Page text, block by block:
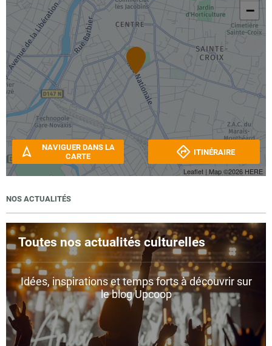
−
Leaflet | Map ©2026 HERE
NAVIGUER DANS LA
CARTE
ITINÉRAIRE
NOS ACTUALITÉS
Toutes nos actualités culturelles
Idées, inspirations et temps forts à découvrir sur
le blog Upcoop